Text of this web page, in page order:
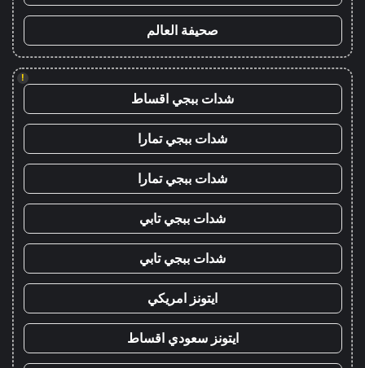
صحيفة العالم
!
شدات ببجي اقساط
شدات ببجي تمارا
شدات ببجي تمارا
شدات ببجي تابي
شدات ببجي تابي
ايتونز امريكي
ايتونز سعودي اقساط